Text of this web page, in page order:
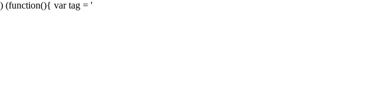
) (function(){ var tag = '